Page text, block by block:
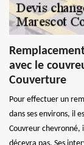
avec le
Couverture
Pour effectuer un
dans ses environs, il
Couvreur chevronné,